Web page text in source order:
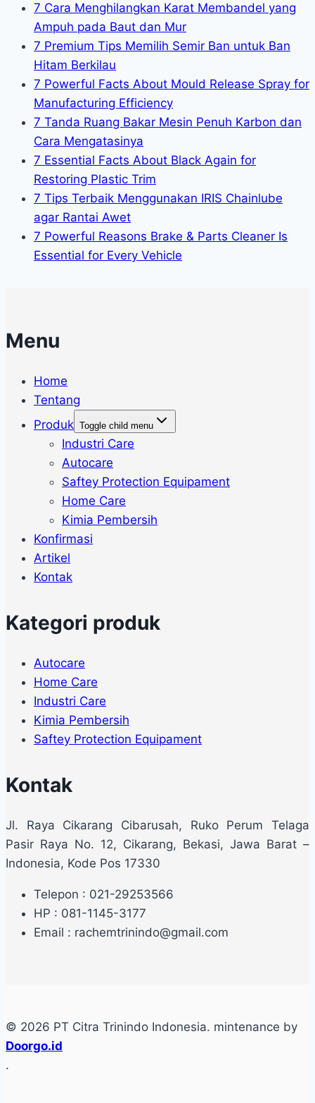
7 Cara Menghilangkan Karat Membandel yang
Ampuh pada Baut dan Mur
7 Premium Tips Memilih Semir Ban untuk Ban
Hitam Berkilau
7 Powerful Facts About Mould Release Spray for
Manufacturing Efficiency
7 Tanda Ruang Bakar Mesin Penuh Karbon dan
Cara Mengatasinya
7 Essential Facts About Black Again for
Restoring Plastic Trim
7 Tips Terbaik Menggunakan IRIS Chainlube
agar Rantai Awet
7 Powerful Reasons Brake & Parts Cleaner Is
Essential for Every Vehicle
Menu
Home
Tentang
Produk Toggle child menu
Industri Care
Autocare
Saftey Protection Equipament
Home Care
Kimia Pembersih
Konfirmasi
Artikel
Kontak
Kategori produk
Autocare
Home Care
Industri Care
Kimia Pembersih
Saftey Protection Equipament
Kontak
Jl. Raya Cikarang Cibarusah, Ruko Perum Telaga
Pasir Raya No. 12, Cikarang, Bekasi, Jawa Barat –
Indonesia, Kode Pos 17330
Telepon : 021-29253566
HP : 081-1145-3177
Email : rachemtrinindo@gmail.com
© 2026 PT Citra Trinindo Indonesia. mintenance by
Doorgo.id
.